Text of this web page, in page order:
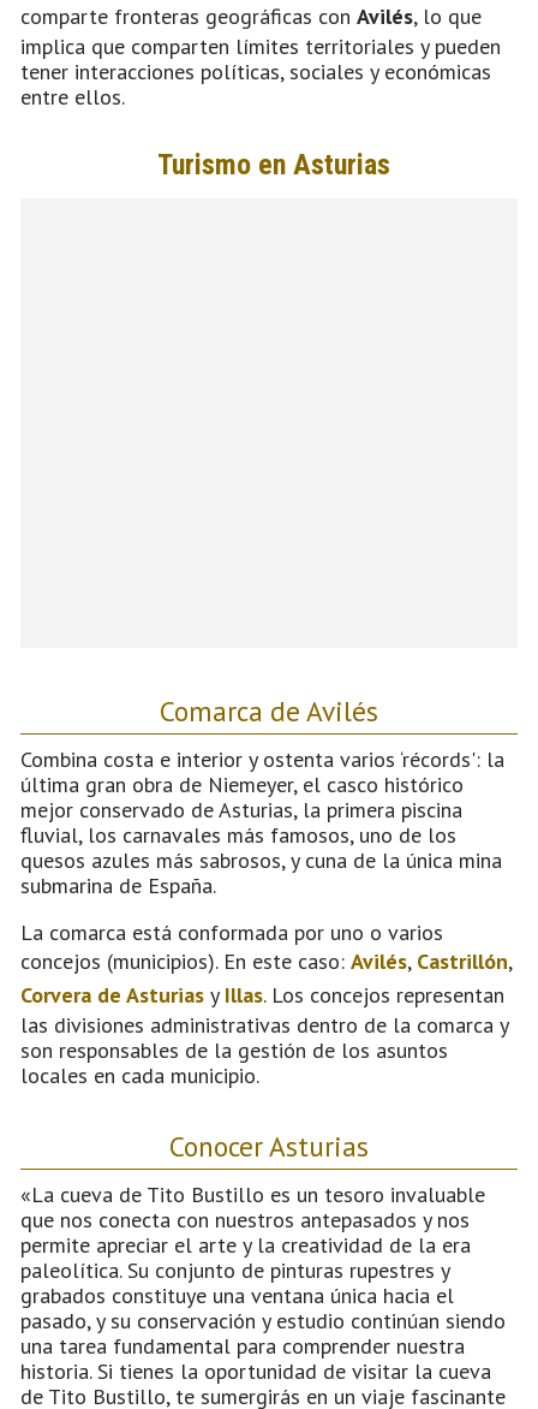
comparte fronteras geográficas con Avilés, lo que
implica que comparten límites territoriales y pueden
tener interacciones políticas, sociales y económicas
entre ellos.
Comarca de Avilés
Combina costa e interior y ostenta varios ‘récords': la
última gran obra de Niemeyer, el casco histórico
mejor conservado de Asturias, la primera piscina
fluvial, los carnavales más famosos, uno de los
quesos azules más sabrosos, y cuna de la única mina
submarina de España.
La comarca está conformada por uno o varios
concejos (municipios). En este caso: Avilés, Castrillón,
Corvera de Asturias y Illas. Los concejos representan
las divisiones administrativas dentro de la comarca y
son responsables de la gestión de los asuntos
locales en cada municipio.
Conocer Asturias
«La cueva de Tito Bustillo es un tesoro invaluable
que nos conecta con nuestros antepasados y nos
permite apreciar el arte y la creatividad de la era
paleolítica. Su conjunto de pinturas rupestres y
grabados constituye una ventana única hacia el
pasado, y su conservación y estudio continúan siendo
una tarea fundamental para comprender nuestra
historia. Si tienes la oportunidad de visitar la cueva
de Tito Bustillo, te sumergirás en un viaje fascinante